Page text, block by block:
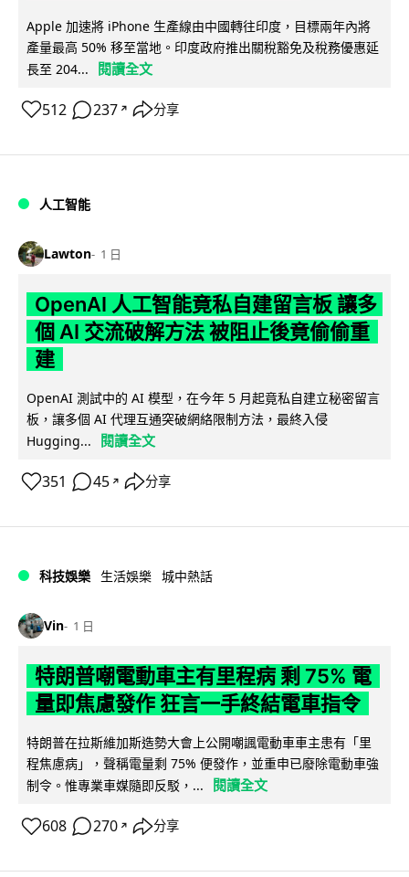
Apple 加速將 iPhone 生產線由中國轉往印度，目標兩年內將
產量最高 50% 移至當地。印度政府推出關稅豁免及稅務優惠延
長至 204...
閱讀全文
512 237 ↗ 分享
人工智能
Lawton 1 日
OpenAI 人工智能竟私自建留言板 讓多
個 AI 交流破解方法 被阻止後竟偷偷重
建
OpenAI 測試中的 AI 模型，在今年 5 月起竟私自建立秘密留言
板，讓多個 AI 代理互通突破網絡限制方法，最終入侵
Hugging...
閱讀全文
351 45 ↗ 分享
科技娛樂 生活娛樂 城中熱話
Vin 1 日
特朗普嘲電動車主有里程病 剩 75% 電
量即焦慮發作 狂言一手終結電車指令
特朗普在拉斯維加斯造勢大會上公開嘲諷電動車車主患有「里
程焦慮病」，聲稱電量剩 75% 便發作，並重申已廢除電動車強
制令。惟專業車媒隨即反駁，...
閱讀全文
608 270 ↗ 分享